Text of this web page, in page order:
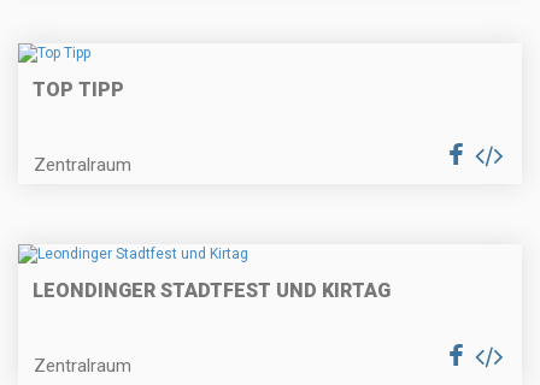
TOP TIPP
Zentralraum
LEONDINGER STADTFEST UND KIRTAG
Zentralraum